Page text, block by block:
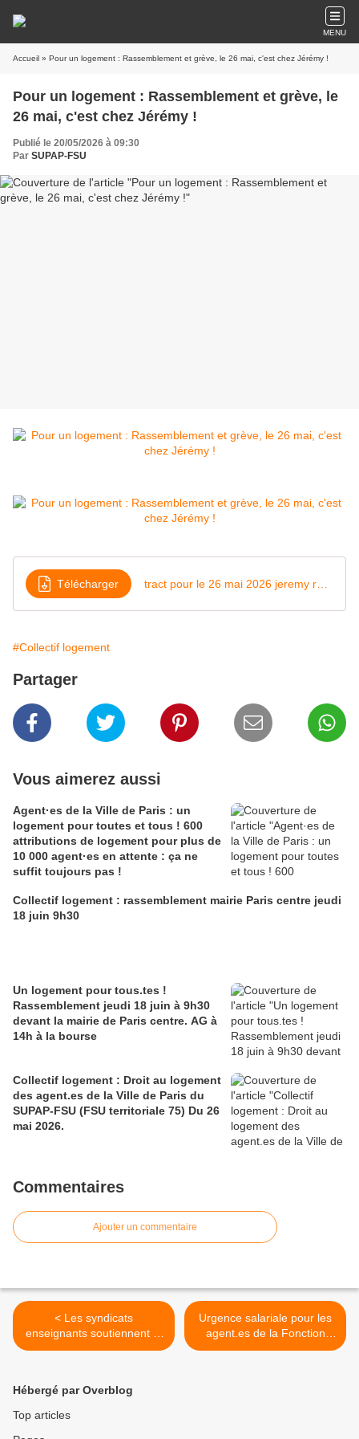
MENU
Accueil » Pour un logement : Rassemblement et grève, le 26 mai, c'est chez Jérémy !
Pour un logement : Rassemblement et grève, le
26 mai, c'est chez Jérémy !
Publié le 20/05/2026 à 09:30
Par SUPAP-FSU
Télécharger
#Collectif logement
Partager
Vous aimerez aussi
Agent·es de la Ville de Paris : un
logement pour toutes et tous ! 600
attributions de logement pour plus de
10 000 agent·es en attente : ça ne
suffit toujours pas !
Collectif logement : rassemblement mairie Paris centre jeudi
18 juin 9h30
Un logement pour tous.tes !
Rassemblement jeudi 18 juin à 9h30
devant la mairie de Paris centre. AG à
14h à la bourse
Collectif logement : Droit au logement
des agent.es de la Ville de Paris du
SUPAP-FSU (FSU territoriale 75) Du 26
mai 2026.
Commentaires
Ajouter un commentaire
< Les syndicats
enseignants soutiennent la
mobilisation des équipes
Urgence salariale pour les
agent.es de la Fonction
publique : courrier
Hébergé par Overblog
Top articles